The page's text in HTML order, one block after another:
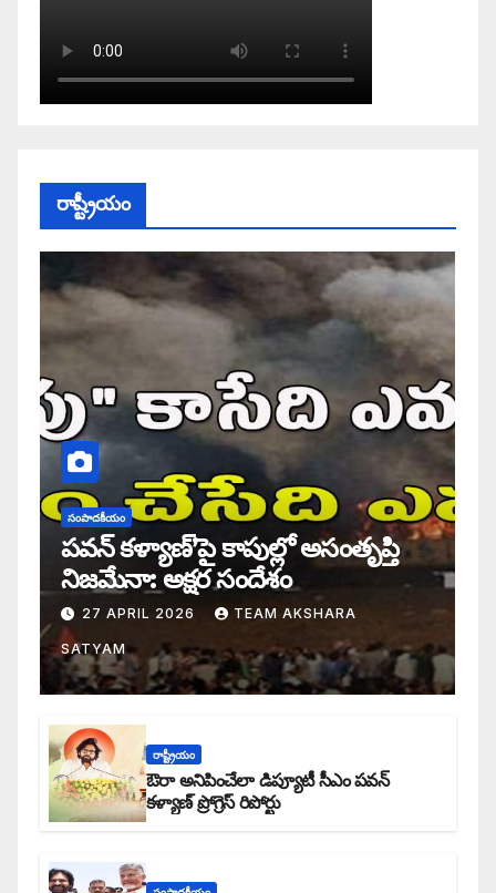
రాష్ట్రీయం
సంపాదకీయం
పవన్ కళ్యాణ్’పై కాపుల్లో అసంతృప్తి
నిజమేనా: అక్షర సందేశం
27 APRIL 2026 TEAM AKSHARA
SATYAM
రాష్ట్రీయం
ఔరా అనిపించేలా డిప్యూటీ సీఎం పవన్
కళ్యాణ్ ప్రోగ్రెస్ రిపోర్టు